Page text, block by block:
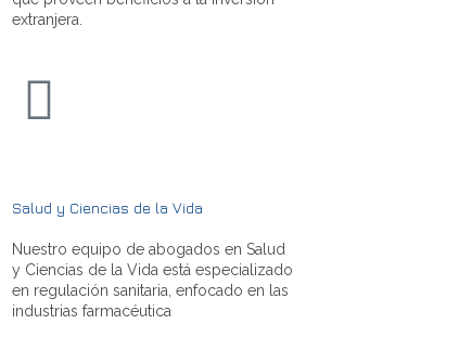
extranjera.
Salud y Ciencias de la Vida
Nuestro equipo de abogados en Salud
y Ciencias de la Vida está especializado
en regulación sanitaria, enfocado en las
industrias farmacéutica